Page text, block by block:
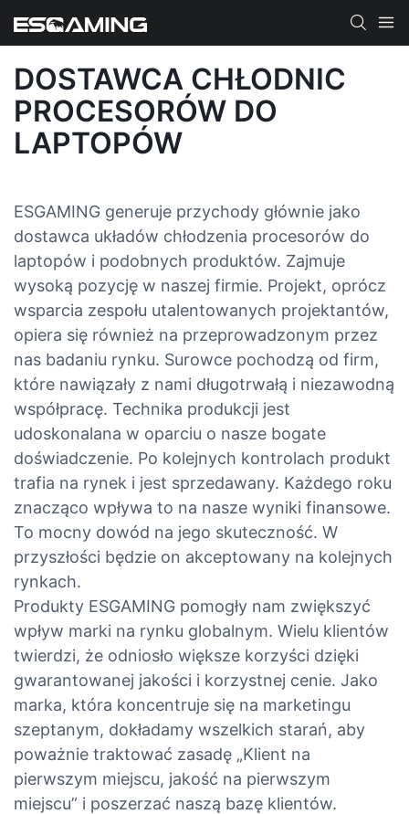
DOSTAWCA CHŁODNIC
PROCESORÓW DO
LAPTOPÓW
ESGAMING generuje przychody głównie jako
dostawca układów chłodzenia procesorów do
laptopów i podobnych produktów. Zajmuje
wysoką pozycję w naszej firmie. Projekt, oprócz
wsparcia zespołu utalentowanych projektantów,
opiera się również na przeprowadzonym przez
nas badaniu rynku. Surowce pochodzą od firm,
które nawiązały z nami długotrwałą i niezawodną
współpracę. Technika produkcji jest
udoskonalana w oparciu o nasze bogate
doświadczenie. Po kolejnych kontrolach produkt
trafia na rynek i jest sprzedawany. Każdego roku
znacząco wpływa to na nasze wyniki finansowe.
To mocny dowód na jego skuteczność. W
przyszłości będzie on akceptowany na kolejnych
rynkach.
Produkty ESGAMING pomogły nam zwiększyć
wpływ marki na rynku globalnym. Wielu klientów
twierdzi, że odniosło większe korzyści dzięki
gwarantowanej jakości i korzystnej cenie. Jako
marka, która koncentruje się na marketingu
szeptanym, dokładamy wszelkich starań, aby
poważnie traktować zasadę „Klient na
pierwszym miejscu, jakość na pierwszym
miejscu” i poszerzać naszą bazę klientów.